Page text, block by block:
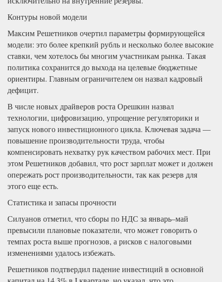
Контуры новой модели
Максим Решетников очертил параметры формирующейся
модели: это более крепкий рубль и несколько более высокие
ставки, чем хотелось бы многим участникам рынка. Такая
политика сохранится до выхода на целевые бюджетные
ориентиры. Главным ограничителем он назвал кадровый
дефицит.
В числе новых драйверов роста Орешкин назвал
технологии, цифровизацию, упрощение регуляторики и
запуск нового инвестиционного цикла. Ключевая задача —
повышение производительности труда, чтобы
компенсировать нехватку рук качеством рабочих мест. При
этом Решетников добавил, что рост зарплат может и должен
опережать рост производительности, так как резерв для
этого еще есть.
Статистика и запасы прочности
Силуанов отметил, что сборы по НДС за январь–май
превысили плановые показатели, что может говорить о
темпах роста выше прогнозов, а рисков с налоговыми
изменениями удалось избежать.
Решетников подтвердил падение инвестиций в основной